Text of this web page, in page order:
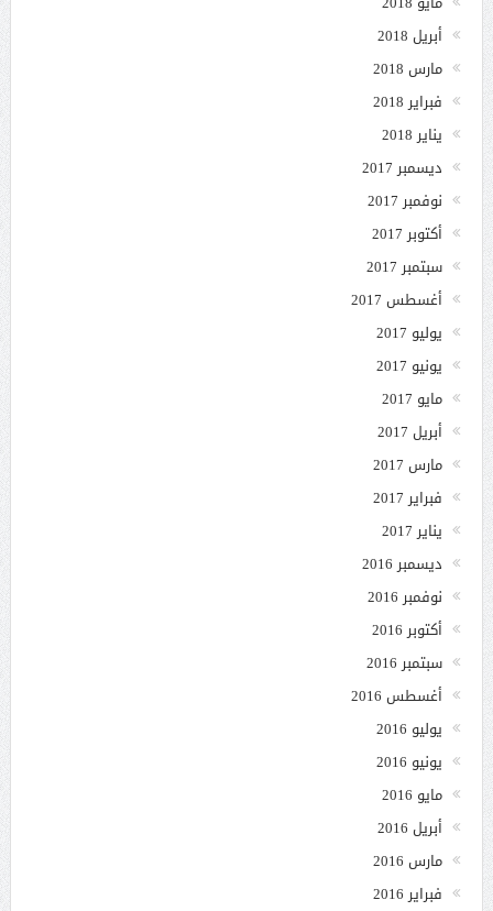
أبريل 2018
مارس 2018
فبراير 2018
يناير 2018
ديسمبر 2017
نوفمبر 2017
أكتوبر 2017
سبتمبر 2017
أغسطس 2017
يوليو 2017
يونيو 2017
مايو 2017
أبريل 2017
مارس 2017
فبراير 2017
يناير 2017
ديسمبر 2016
نوفمبر 2016
أكتوبر 2016
سبتمبر 2016
أغسطس 2016
يوليو 2016
يونيو 2016
مايو 2016
أبريل 2016
مارس 2016
فبراير 2016